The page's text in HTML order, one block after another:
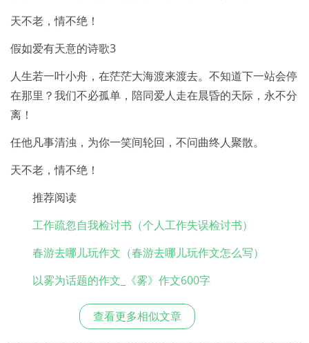
天不老，情不绝！
假如爱有天意的诗歌3
人生若一叶小舟，在茫茫大海渡来渡去。不知道下一站会停
在那里？我们不必孤单，陪同爱人走在晨昏的天际，永不分
离！
任他凡事清浊，为你一笑间轮回，不问曲终人聚散。
天不老，情不绝！
推荐阅读
工作疏忽自我检讨书（个人工作失误检讨书）
春游去哪儿玩作文（春游去哪儿玩作文怎么写）
以雾为话题的作文_《雾》作文600字
查看更多相似文章